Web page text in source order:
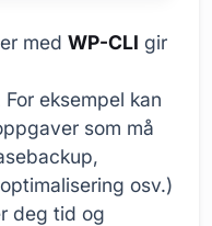
med WP-CLI gir
eksempel kan
som må
osv.)
deg tid og